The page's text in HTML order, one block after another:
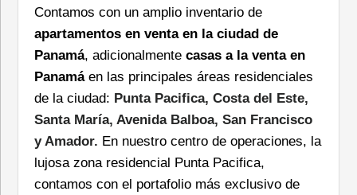
Contamos con un amplio inventario de
apartamentos en venta en la ciudad de
Panamá, adicionalmentecasas a la venta en
Panamáen las principales áreas residenciales
de la ciudad: Punta Pacifica, Costa del Este,
Santa María, Avenida Balboa, San Francisco
y Amador. En nuestro centro de operaciones, la
lujosa zona residencial Punta Pacifica,
contamos con el portafolio más exclusivo de